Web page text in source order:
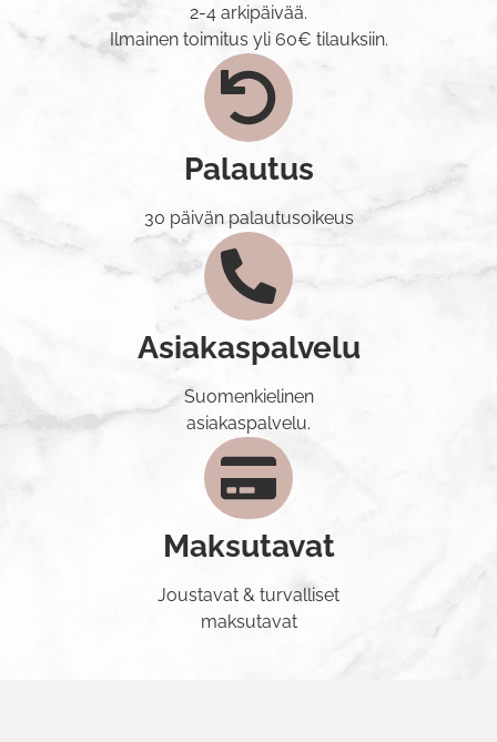
2-4 arkipäivää.
Ilmainen toimitus yli 60€ tilauksiin.
Palautus
30 päivän palautusoikeus
Asiakaspalvelu
Suomenkielinen
asiakaspalvelu.
Maksutavat
Joustavat & turvalliset
maksutavat